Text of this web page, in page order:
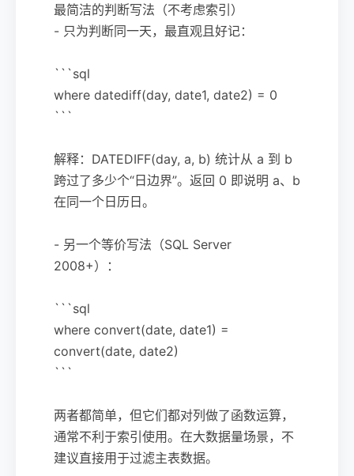
最简洁的判断写法（不考虑索引）
- 只为判断同一天，最直观且好记：
```sql
where datediff(day, date1, date2) = 0
```
解释：DATEDIFF(day, a, b) 统计从 a 到 b
跨过了多少个“日边界”。返回 0 即说明 a、b
在同一个日历日。
- 另一个等价写法（SQL Server
2008+）：
```sql
where convert(date, date1) =
convert(date, date2)
```
两者都简单，但它们都对列做了函数运算，
通常不利于索引使用。在大数据量场景，不
建议直接用于过滤主表数据。